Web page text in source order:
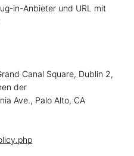
in-Anbieter und URL mit
Canal Square, Dublin 2,
der
Ave., Palo Alto, CA